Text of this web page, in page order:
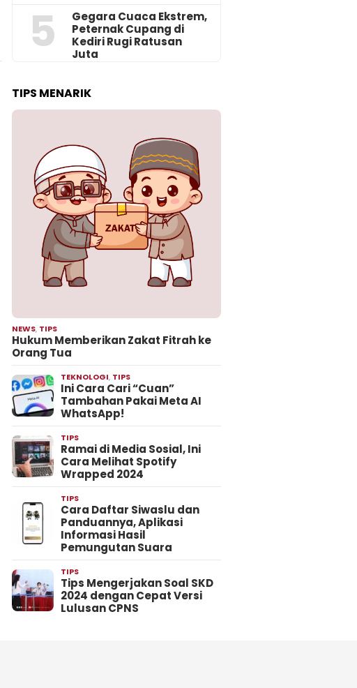
5
‎Gegara Cuaca Ekstrem,
Peternak Cupang di
Kediri Rugi Ratusan
Juta
TIPS MENARIK
NEWS, TIPS
Hukum Memberikan Zakat Fitrah ke
Orang Tua
TEKNOLOGI, TIPS
Ini Cara Cari “Cuan”
Tambahan Pakai Meta AI
WhatsApp!
TIPS
Ramai di Media Sosial, Ini
Cara Melihat Spotify
Wrapped 2024
TIPS
Cara Daftar Siwaslu dan
Panduannya, Aplikasi
Informasi Hasil
Pemungutan Suara
TIPS
Tips Mengerjakan Soal SKD
2024 dengan Cepat Versi
Lulusan CPNS